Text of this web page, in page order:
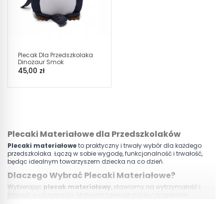
Plecak Dla Przedszkolaka
Dinozaur Smok
Granatowy D004
45,00 zł
Plecaki Materiałowe dla Przedszkolaków
Plecaki materiałoweto praktyczny i trwały wybór dla każdego
przedszkolaka. Łączą w sobie wygodę, funkcjonalność i trwałość,
będąc idealnym towarzyszem dziecka na co dzień.
Dlaczego Wybrać Plecaki Materiałowe?
Wybierając plecak materiałowy , stawiamy na wytrzymałość i